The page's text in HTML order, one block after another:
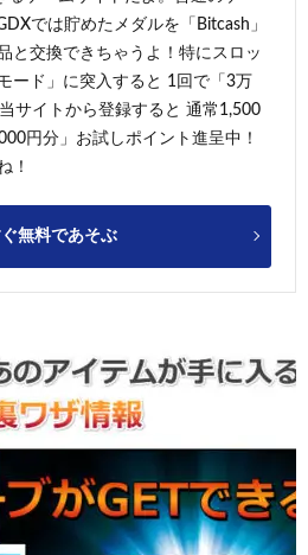
では貯めたメダルを「Bitcash」
と交換できちゃうよ！特にスロッ
ード」に突入すると 1回で「3万
サイトから登録すると 通常1,500
円分」お試しポイント進呈中！
！
無料であそぶ